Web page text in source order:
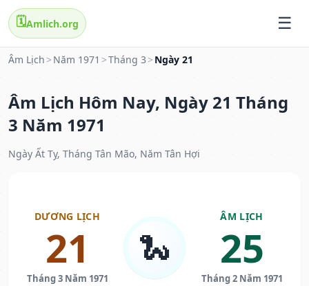
🗓️Amlich.org
Âm Lịch > Năm 1971 >Tháng 3 > Ngày 21
Âm Lịch Hôm Nay, Ngày 21 Tháng
3 Năm 1971
Ngày Ất Tỵ, Tháng Tân Mão, Năm Tân Hợi
DƯƠNG LỊCH
21
Tháng 3 Năm 1971
🐍
ÂM LỊCH
25
Tháng 2 Năm 1971